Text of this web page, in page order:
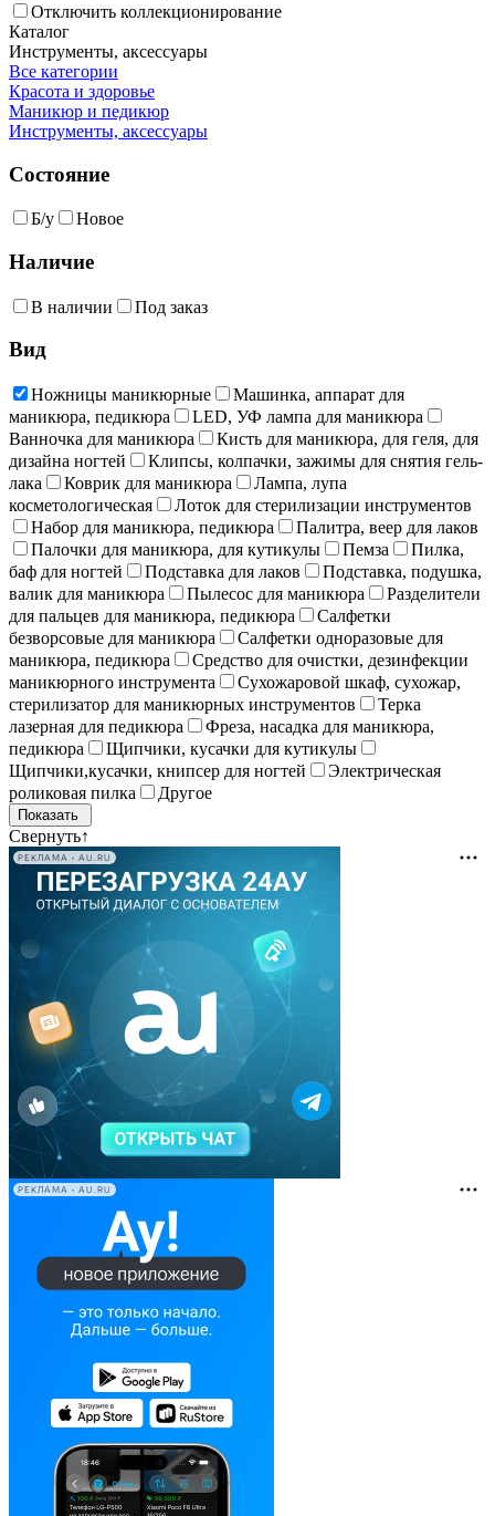
Отключить коллекционирование
Каталог
Инструменты, аксессуары
Все категории
Красота и здоровье
Маникюр и педикюр
Инструменты, аксессуары
Состояние
Б/у Новое
Наличие
В наличии Под заказ
Вид
Ножницы маникюрные
Машинка, аппарат для
маникюра, педикюра
LED, УФ лампа для маникюра
Ванночка для маникюра
Кисть для маникюра, для геля, для
дизайна ногтей
Клипсы, колпачки, зажимы для снятия гель-
лака
Коврик для маникюра
Лампа, лупа
косметологическая
Лоток для стерилизации инструментов
Набор для маникюра, педикюра
Палитра, веер для лаков
Палочки для маникюра, для кутикулы
Пемза
Пилка,
баф для ногтей
Подставка для лаков
Подставка, подушка,
валик для маникюра
Пылесос для маникюра
Разделители
для пальцев для маникюра, педикюра
Салфетки
безворсовые для маникюра
Салфетки одноразовые для
маникюра, педикюра
Средство для очистки, дезинфекции
маникюрного инструмента
Сухожаровой шкаф, сухожар,
стерилизатор для маникюрных инструментов
Терка
лазерная для педикюра
Фреза, насадка для маникюра,
педикюра
Щипчики, кусачки для кутикулы
Щипчики,кусачки, книпсер для ногтей
Электрическая
роликовая пилка
Другое
Свернуть↑
РЕКЛАМА • AU.RU
РЕКЛАМА • AU.RU